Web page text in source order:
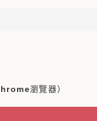
瀏覽器）